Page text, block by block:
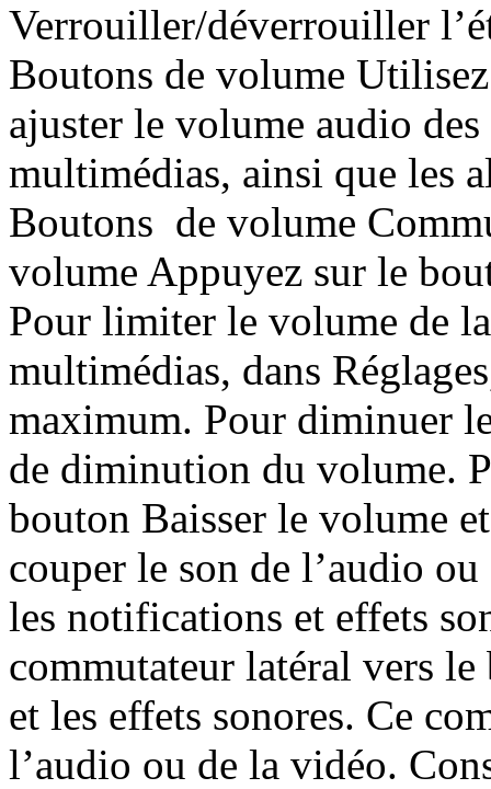
Verrouiller/déverrouiller
Boutons de volume
ajuster le volume audio
multimédias, ainsi que les
Boutons de volume
volume Appuyez sur le
Pour limiter le volume de
multimédias, dans
maximum. Pour diminuer
de diminution du volume.
bouton Baisser le volume
couper le son de l’audio
les notifications et effets
commutateur latéral vers
et les effets sonores. Ce
l’audio ou de la vidéo.